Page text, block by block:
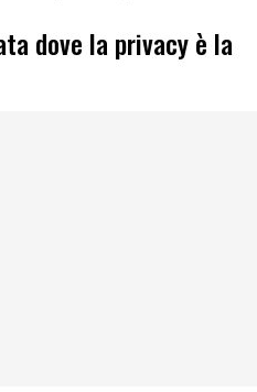
dove la privacy è la